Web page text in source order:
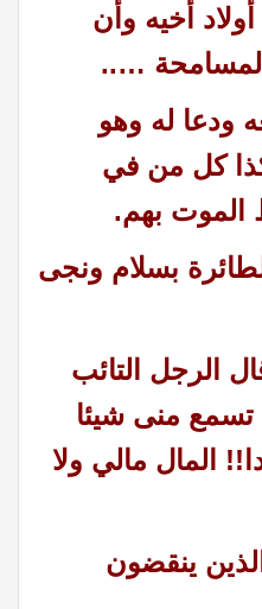
أخيه وأن
…..
ودعا له وهو
كل من في
الموت بهم.
بسلام ونجى
الرجل التائب
منى شيئا
المال مالي ولا
ينقضون